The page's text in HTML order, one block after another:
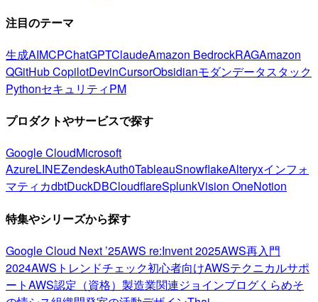
注目のテーマ
生成AIMCPChatGPTClaudeAmazon BedrockRAGAmazon
QGitHub CopilotDevinCursorObsidianモダンデータスタック
PythonセキュリティPM
プロダクトやサービスで探す
Google CloudMicrosoft
AzureLINEZendeskAuth0TableauSnowflakeAlteryxインフォ
マティカdbtDuckDBCloudflareSplunkVision OneNotion
特集やシリーズから探す
Google Cloud Next ’25AWS re:Invent 2025AWS再入門
2024AWSトレンドチェック初心者向けAWSテクニカルサポ
ートAWS認定（資格） 製造業関連ジョインブログくらめそ